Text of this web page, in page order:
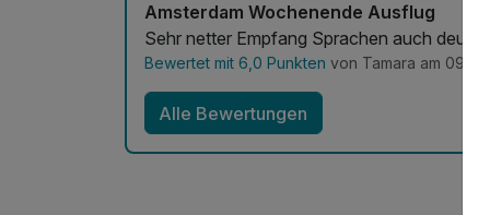
Amsterdam Wochenende Ausflug
Sehr netter Empfang
Bewertet mit 6,0 Punkten von Tamara am
Alle Bewertungen